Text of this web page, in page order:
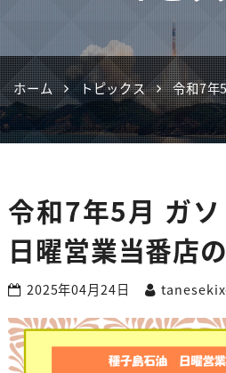
ホーム トピックス
令和7年
令和7年5月 ガ
日曜営業当番店
2025年04月24日